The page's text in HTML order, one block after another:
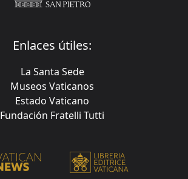
Enlaces útiles:
La Santa Sede
Museos Vaticanos
Estado Vaticano
Fundación Fratelli Tutti